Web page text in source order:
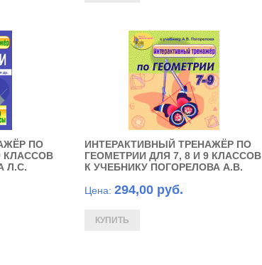
ПО
КЛАССОВ
Л.С.
ИНТЕРАКТИВНЫЙ ТРЕНАЖЁР ПО
ГЕОМЕТРИИ ДЛЯ 7, 8 И 9 КЛАССОВ
К УЧЕБНИКУ ПОГОРЕЛОВА А.В.
Цена: 294,00 руб.